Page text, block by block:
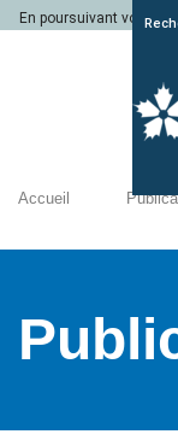
En poursuivant votre
Accueil